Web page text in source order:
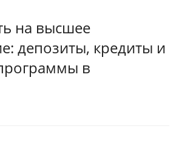
на высшее
депозиты, кредиты и
в